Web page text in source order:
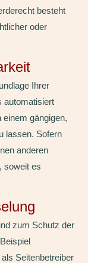
besteht
oder
Ihrer
automatisiert
gängigen,
lassen. Sofern
anderen
soweit es
zum Schutz der
Seitenbetreiber